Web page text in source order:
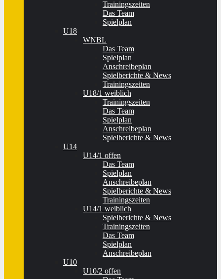
Trainingszeiten
Das Team
Spielplan
U18
WNBL
Das Team
Spielplan
Anschreibeplan
Spielberichte & News
Trainingszeiten
U18/1 weiblich
Trainingszeiten
Das Team
Spielplan
Anschreibeplan
Spielberichte & News
U14
U14/1 offen
Das Team
Spielplan
Anschreibeplan
Spielberichte & News
Trainingszeiten
U14/1 weiblich
Spielberichte & News
Trainingszeiten
Das Team
Spielplan
Anschreibeplan
U10
U10/2 offen